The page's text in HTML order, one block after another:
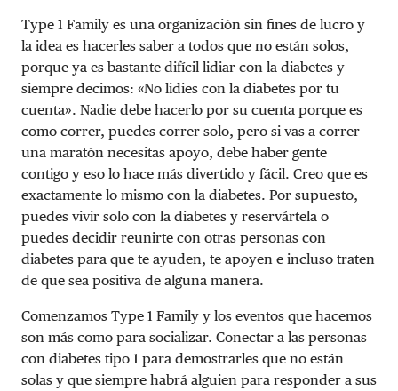
Type 1 Family es una organización sin fines de lucro y
la idea es hacerles saber a todos que no están solos,
porque ya es bastante difícil lidiar con la diabetes y
siempre decimos: «No lidies con la diabetes por tu
cuenta». Nadie debe hacerlo por su cuenta porque es
como correr, puedes correr solo, pero si vas a correr
una maratón necesitas apoyo, debe haber gente
contigo y eso lo hace más divertido y fácil. Creo que es
exactamente lo mismo con la diabetes. Por supuesto,
puedes vivir solo con la diabetes y reservártela o
puedes decidir reunirte con otras personas con
diabetes para que te ayuden, te apoyen e incluso traten
de que sea positiva de alguna manera.
Comenzamos Type 1 Family y los eventos que hacemos
son más como para socializar. Conectar a las personas
con diabetes tipo 1 para demostrarles que no están
solas y que siempre habrá alguien para responder a sus